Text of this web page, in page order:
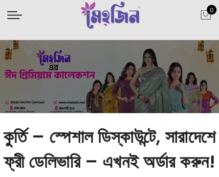
0
কুর্তি – স্পেশাল ডিস্কাউন্টে, সারাদেশে
ফ্রী ডেলিভারি – এখনই অর্ডার করুন!